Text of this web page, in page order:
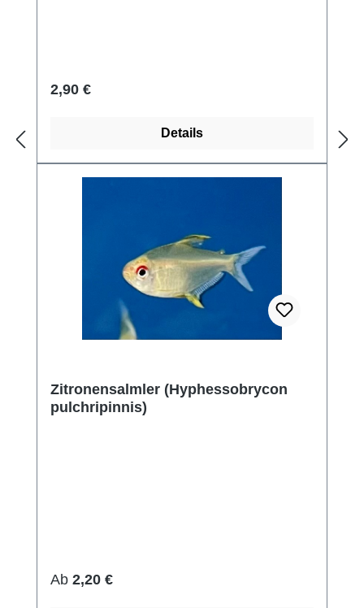
Regulärer Preis:
2,90 €
Details
Zitronensalmler (Hyphessobrycon
pulchripinnis)
Regulärer Preis:
Ab 2,20 €